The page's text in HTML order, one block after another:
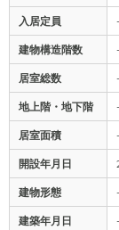
入居定員 -
建物構造階数 -
居室総数 -
地上階・地下階 -
居室面積 -
開設年月日
建物形態 -
建築年月日 -